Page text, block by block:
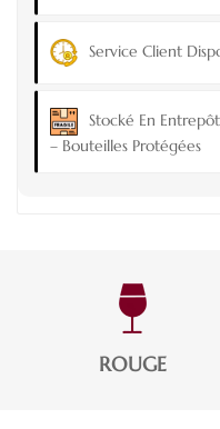
Service Client
Stocké En
– Bouteilles Protégées
ROUGE